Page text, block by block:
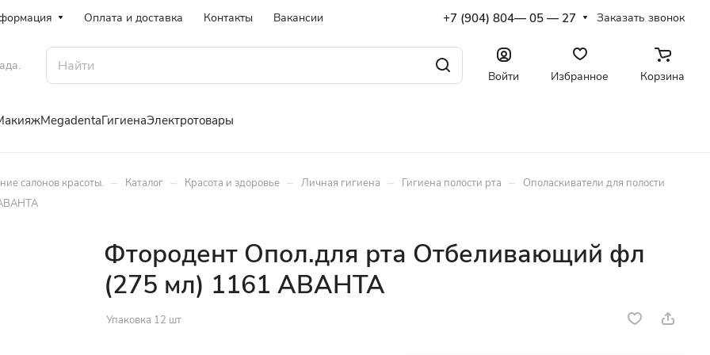
Оплата и доставка Контакты Вакансии +7 (904) 804— 05 — 27 Заказать звонок
Войти Избранное Корзина
MegadentaГигиенаЭлектротовары
салонов красоты. – Каталог – Красота и здоровье – Личная гигиена – Гигиена полости рта –
Ополаскиватели для полости
Фтородент Опол.для рта Отбеливающий фл
(275 мл) 1161 АВАНТА
Упаковка 12 шт